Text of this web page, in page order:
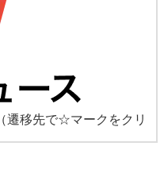
（遷移先で☆マークをクリ